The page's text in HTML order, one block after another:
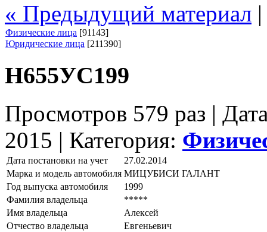
« Предыдущий материал
Физические лица [91143]
Юридические лица [211390]
Н655УС199
Просмотров 579 раз |
2015 | Категория:
Дата постановки на учет
27.02.2014
Марка и модель автомобиля МИЦУБИСИ ГАЛАНТ
Год выпуска автомобиля
1999
Фамилия владельца
*****
Имя владельца
Алексей
Отчество владельца
Евгеньевич